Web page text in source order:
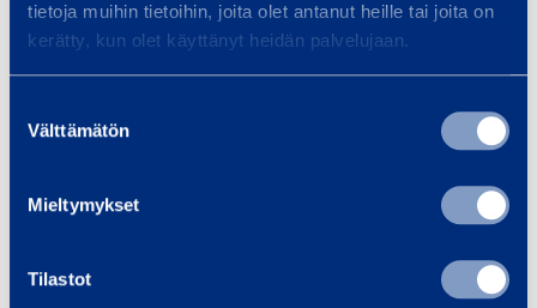
tietoja muihin tietoihin, joita olet antanut heille tai joita on
kerätty, kun olet käyttänyt heidän palvelujaan.
valinta
Välttämätön
Mieltymykset
Tilastot
rakentamista
BLOGI